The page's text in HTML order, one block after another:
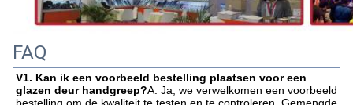
FAQ
V1. Kan ik een voorbeeld bestelling plaatsen voor een
glazen deur handgreep?A: Ja, we verwelkomen een voorbeeld